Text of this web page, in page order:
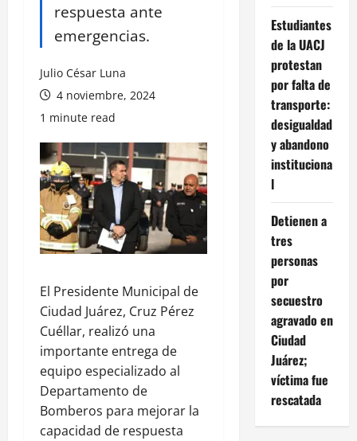
respuesta ante
emergencias.
Julio César Luna
4 noviembre, 2024
1 minute read
El Presidente Municipal de
Ciudad Juárez, Cruz Pérez
Cuéllar, realizó una
importante entrega de
equipo especializado al
Departamento de
Bomberos para mejorar la
capacidad de respuesta
Estudiantes
de la UACJ
protestan
por falta de
transporte:
desigualdad
y abandono
instituciona
l
Detienen a
tres
personas
por
secuestro
agravado en
Ciudad
Juárez;
víctima fue
rescatada